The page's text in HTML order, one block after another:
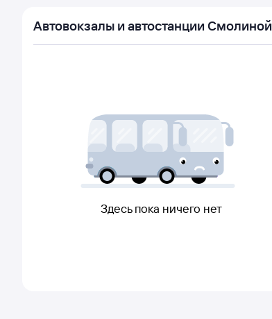
Автовокзалы и автостанции Смолиной
Здесь пока ничего нет